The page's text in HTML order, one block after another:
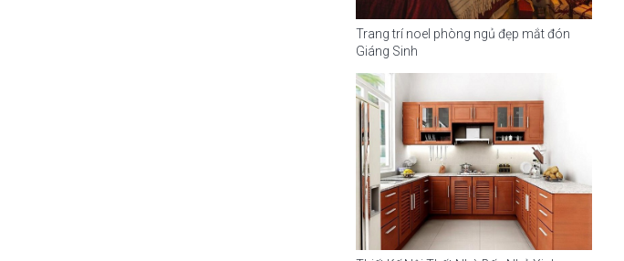
Trang trí noel phòng ngủ đẹp mắt đón
Giáng Sinh